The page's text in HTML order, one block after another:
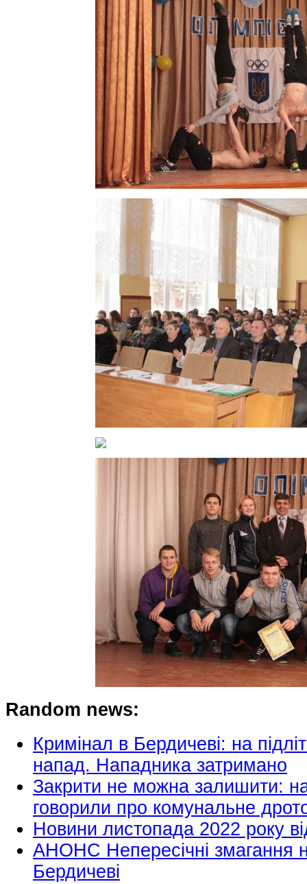
Random news:
Кримінал в Бердичеві: на
напад. Нападника затримано
Закрити не можна залишити: на
говорили про комунальне
Новини листопада 2022 року
АНОНС Непересічні змагання
Бердичеві